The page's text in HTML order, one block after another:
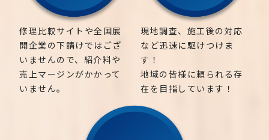
修理比較サイトや全国展
開企業の下請けではござ
いませんので、紹介料や
売上マージンがかかって
いません。
現地調査、施工後の対応
など迅速に駆けつけま
す！
地域の皆様に頼られる存
在を目指しています！